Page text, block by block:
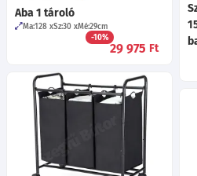
Aba 1 tároló
Ma:128 Sz:30 Mé:29cm
-10%
29 975 Ft